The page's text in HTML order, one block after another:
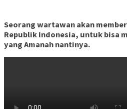
Seorang wartawan akan
Republik Indonesia, untuk bisa
yang Amanah nantinya.